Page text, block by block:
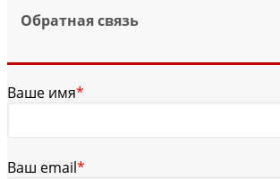
Обратная связь
Ваше имя*
Ваш email*